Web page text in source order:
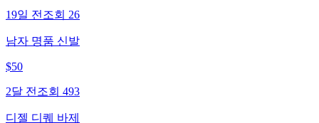
19일 전 조회 26
남자 명품 신발
$50
2달 전 조회 493
디젤 디퀘 바제